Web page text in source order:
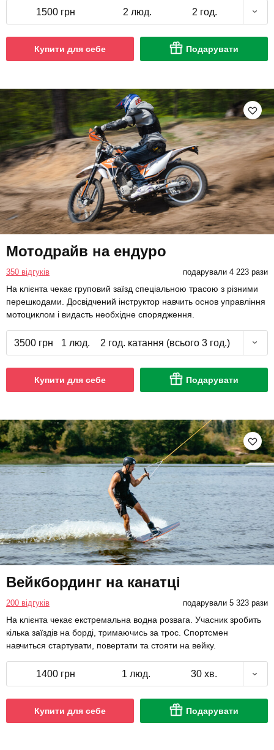
1500 грн 2 люд. 2 год.
Купити для себе Подарувати
Мотодрайв на ендуро
350 відгуків подарували 4 223 рази
На клієнта чекає груповий заїзд спеціальною трасою з різними
перешкодами. Досвідчений інструктор навчить основ управління
мотоциклом і видасть необхідне спорядження.
3500 грн 1 люд. 2 год. катання (всього 3 год.)
Купити для себе Подарувати
Вейкбординг на канатці
200 відгуків подарували 5 323 рази
На клієнта чекає екстремальна водна розвага. Учасник зробить
кілька заїздів на борді, тримаючись за трос. Спортсмен
навчиться стартувати, повертати та стояти на вейку.
1400 грн 1 люд. 30 хв.
Купити для себе Подарувати